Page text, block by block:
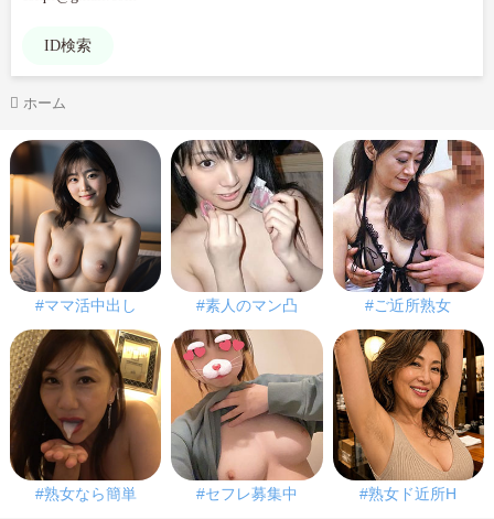
ID検索
ホーム
#ママ活中出し #素人のマン凸 #ご近所熟女
#熟女なら簡単 #セフレ募集中 #熟女ド近所H